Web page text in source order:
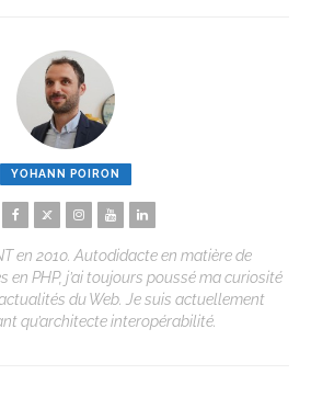
YOHANN POIRON
en 2010. Autodidacte en matière de
en PHP, j’ai toujours poussé ma curiosité
du Web. Je suis actuellement
qu’architecte interopérabilité.